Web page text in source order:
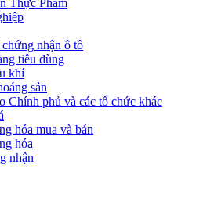
nhận ô tô
tiêu dùng
khí
sản
Chính phủ và các tổ chức khác
hóa mua và bán
hóa
nhận